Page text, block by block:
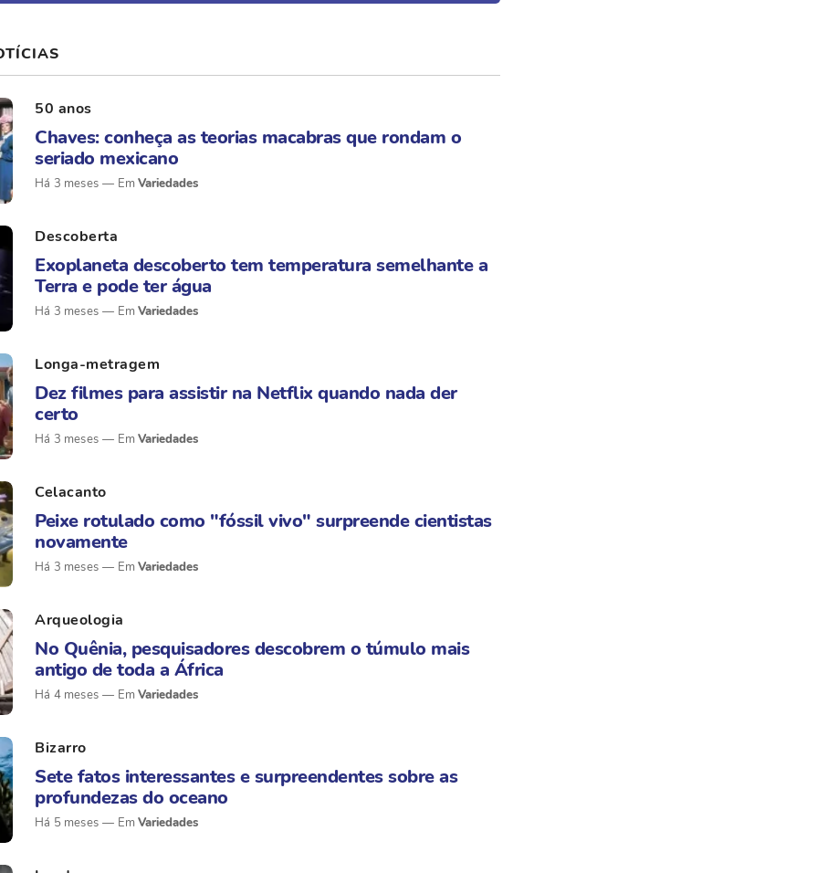
50 anos
Chaves: conheça as teorias macabras que rondam o
seriado mexicano
Há 3 meses Variedades
Descoberta
Exoplaneta descoberto tem temperatura semelhante a
Terra e pode ter água
Há 3 meses Variedades
Longa-metragem
Dez filmes para assistir na Netflix quando nada der
certo
Há 3 meses Variedades
Celacanto
Peixe rotulado como "fóssil vivo" surpreende cientistas
novamente
Há 3 meses Variedades
Arqueologia
No Quênia, pesquisadores descobrem o túmulo mais
antigo de toda a África
Há 4 meses Variedades
Bizarro
Sete fatos interessantes e surpreendentes sobre as
profundezas do oceano
Há 5 meses Variedades